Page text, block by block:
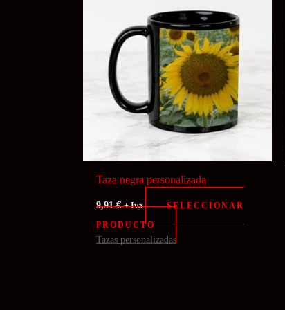
Taza negra personalizada
9,91€ + Iva
SELECCIONAR
PRODUCTO
Tazas personalizadas